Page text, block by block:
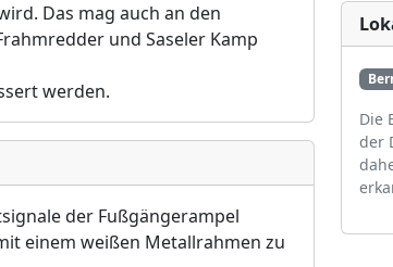
Das mag auch an den
und Saseler Kamp
werden.
der Fußgängerampel
einem weißen Metallrahmen zu
Die
der